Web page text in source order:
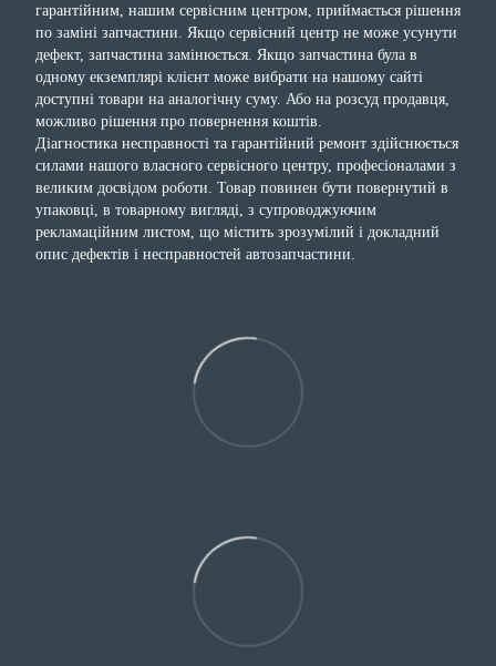
гарантійним, нашим сервісним центром, приймається рішення
по заміні запчастини. Якщо сервісний центр не може усунути
дефект, запчастина замінюється. Якщо запчастина була в
одному екземплярі клієнт може вибрати на нашому сайті
доступні товари на аналогічну суму. Або на розсуд продавця,
можливо рішення про повернення коштів.
Діагностика несправності та гарантійний ремонт здійснюється
силами нашого власного сервісного центру, професіоналами з
великим досвідом роботи. Товар повинен бути повернутий в
упаковці, в товарному вигляді, з супроводжуючим
рекламаційним листом, що містить зрозумілий і докладний
опис дефектів і несправностей автозапчастини.